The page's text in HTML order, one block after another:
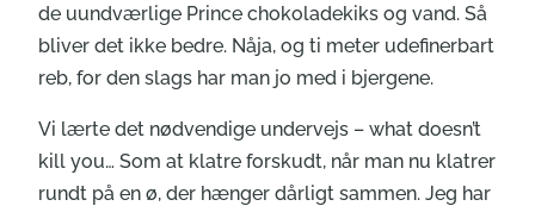
de uundværlige Prince chokoladekiks og vand. Så
bliver det ikke bedre. Nåja, og ti meter udefinerbart
reb, for den slags har man jo med i bjergene.
Vi lærte det nødvendige undervejs – what doesn’t
kill you… Som at klatre forskudt, når man nu klatrer
rundt på en ø, der hænger dårligt sammen. Jeg har